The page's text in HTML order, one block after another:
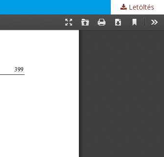
Letöltés